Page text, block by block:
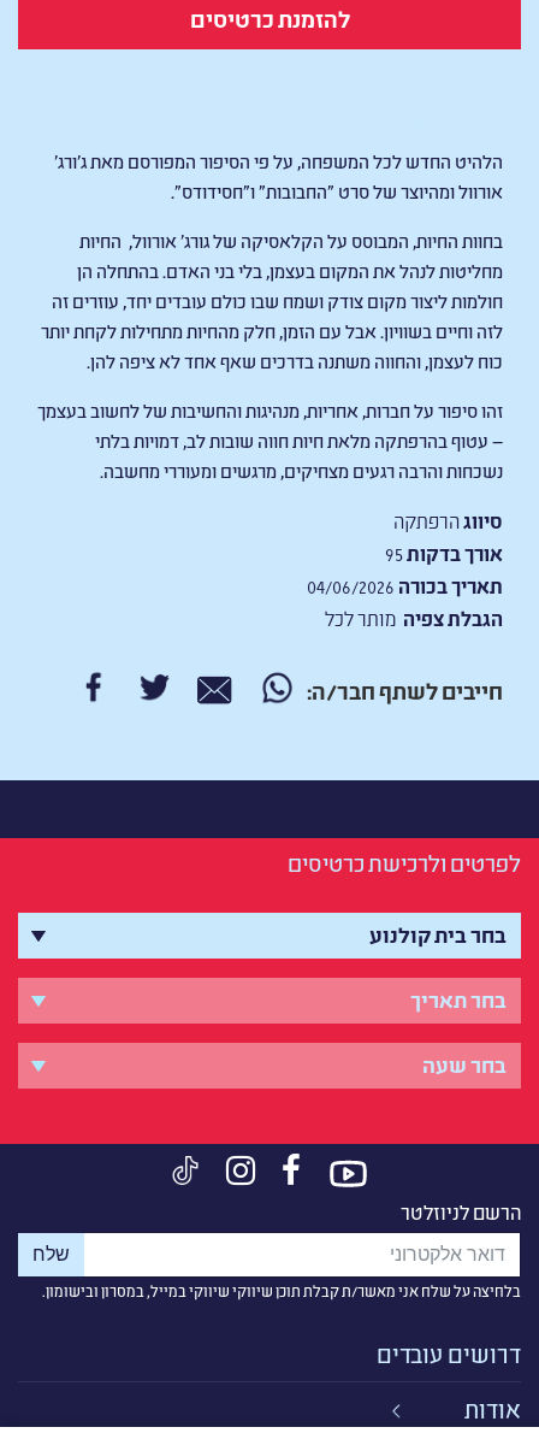
להזמנת כרטיסים
הלהיט החדש לכל המשפחה, על פי הסיפור המפורסם מאת ג'ורג'
אורוול ומהיוצר של סרט "החבובות" ו"חסידודס".
בחוות החיות, המבוסס על הקלאסיקה של גורג' אורוול, החיות
מחליטות לנהל את המקום בעצמן, בלי בני האדם. בהתחלה הן
חולמות ליצור מקום צודק ושמח שבו כולם עובדים יחד, עוזרים זה
לזה וחיים בשוויון. אבל עם הזמן, חלק מהחיות מתחילות לקחת יותר
כוח לעצמן, והחווה משתנה בדרכים שאף אחד לא ציפה להן.
זהו סיפור על חברות, אחריות, מנהיגות והחשיבות של לחשוב בעצמך
— עטוף בהרפתקה מלאת חיות חווה שובות לב, דמויות בלתי
נשכחות והרבה רגעים מצחיקים, מרגשים ומעוררי מחשבה.
סיווגהרפתקה
אורך בדקות
תאריך בכורה
הגבלת צפיה מותר לכל
חייבים לשתף חבר/ה:
לפרטים ולרכישת כרטיסים
הרשם לניוזלטר
בלחיצה על שלח אני מאשר/ת קבלת תוכן שיווקי שיווקי במייל, במסרון ובישומון.
דרושים עובדים
אודות